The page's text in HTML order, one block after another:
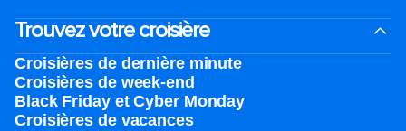
Trouvez votre croisière
Croisières de dernière minute
Croisières de week-end
Black Friday et Cyber Monday
Croisières de vacances